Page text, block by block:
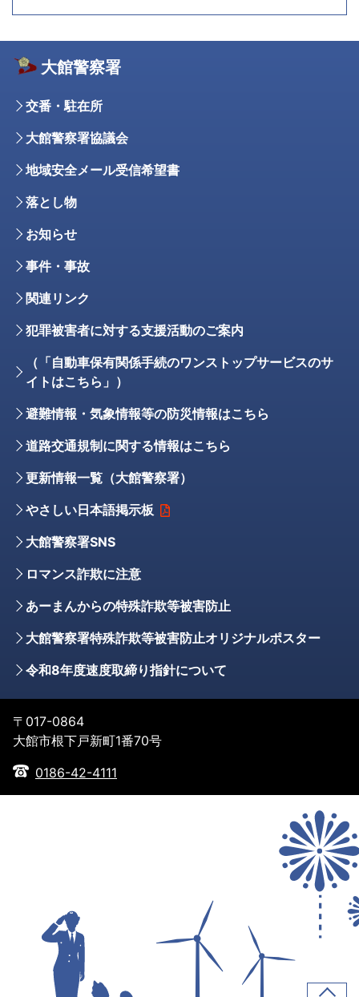
大館警察署
交番・駐在所
大館警察署協議会
地域安全メール受信希望書
落とし物
お知らせ
事件・事故
関連リンク
犯罪被害者に対する支援活動のご案内
（「自動車保有関係手続のワンストップサービスのサ
イトはこちら」）
避難情報・気象情報等の防災情報はこちら
道路交通規制に関する情報はこちら
更新情報一覧（大館警察署）
やさしい日本語掲示板
大館警察署SNS
ロマンス詐欺に注意
あーまんからの特殊詐欺等被害防止
大館警察署特殊詐欺等被害防止オリジナルポスター
令和8年度速度取締り指針について
〒017-0864
大館市根下戸新町1番70号
0186-42-4111